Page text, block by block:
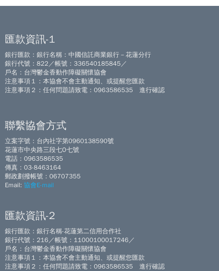
匯款資訊-1
銀行匯款：銀行名稱：中國信託商業銀行－花蓮分行
銀行代號：822／帳號：336540185845／
戶名：台灣鬱金香動作障礙關懷協會
注意事項１：本協會不會主動通知、或提醒您匯款
注意事項２：任何問題請致電：0963586535 進行確認
聯繫協會方式
立案字號：台內社字第0960138590號
花蓮市中央路三段七O七號
電話：0963586535
傳真：03-8463164
郵政劃撥帳號：06707355
Email: 協會E-mail
匯款資訊-2
銀行匯款：銀行名稱-花蓮第二信用合作社
銀行代號：216／帳號：11000100017246／
戶名：台灣鬱金香動作障礙關懷協會
注意事項１：本協會不會主動通知、或提醒您匯款
注意事項２：任何問題請致電：0963586535 進行確認